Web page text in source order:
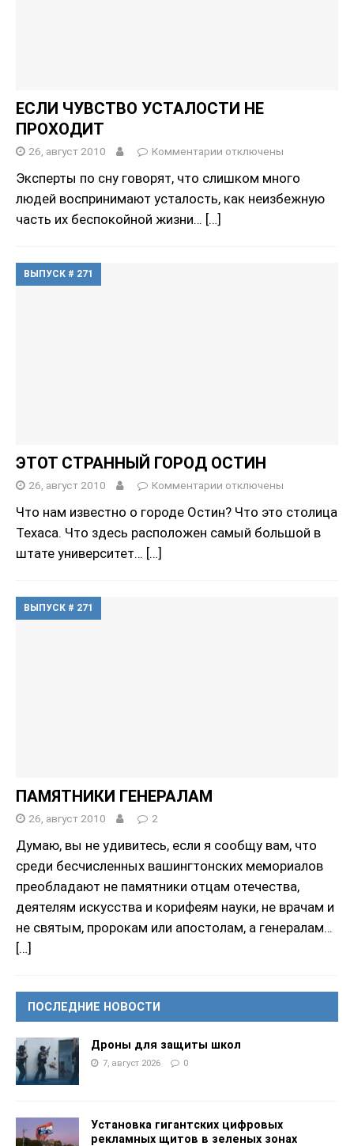
ЕСЛИ ЧУВСТВО УСТАЛОСТИ НЕ
ПРОХОДИТ
26, август 2010 Комментарии отключены
Эксперты по сну говорят, что слишком много
людей воспринимают усталость, как неизбежную
часть их беспокойной жизни… […]
ВЫПУСК # 271
ЭТОТ СТРАННЫЙ ГОРОД ОСТИН
26, август 2010 Комментарии отключены
Что нам известно о городе Остин? Что это столица
Техаса. Что здесь расположен самый большой в
штате университет… […]
ВЫПУСК # 271
ПАМЯТНИКИ ГЕНЕРАЛАМ
26, август 2010 2
Думаю, вы не удивитесь, если я сообщу вам, что
среди бесчисленных вашингтонских мемориалов
преобладают не памятники отцам отечества,
деятелям искусства и корифеям науки, не врачам и
не святым, пророкам или апостолам, а генералам…
[…]
ПОСЛЕДНИЕ НОВОСТИ
Дроны для защиты школ
7, август 2026 0
Установка гигантских цифровых
рекламных щитов в зеленых зонах